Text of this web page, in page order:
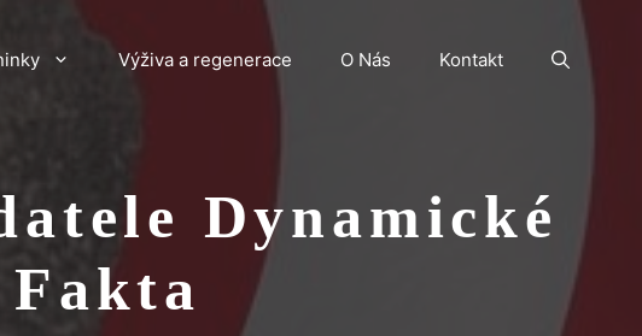
Výživa a regenerace O Nás Kontakt
Dynamické